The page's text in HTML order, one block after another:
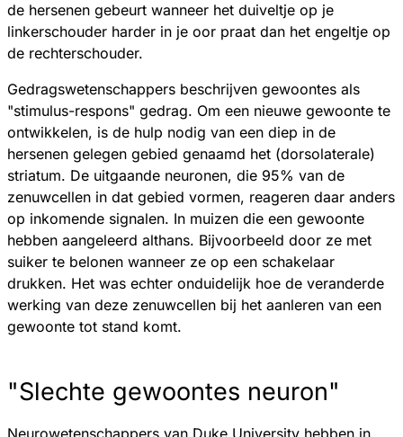
de hersenen gebeurt wanneer het duiveltje op je
linkerschouder harder in je oor praat dan het engeltje op
de rechterschouder.
Gedragswetenschappers beschrijven gewoontes als
"stimulus-respons" gedrag. Om een nieuwe gewoonte te
ontwikkelen, is de hulp nodig van een diep in de
hersenen gelegen gebied genaamd het (dorsolaterale)
striatum. De uitgaande neuronen, die 95% van de
zenuwcellen in dat gebied vormen, reageren daar anders
op inkomende signalen. In muizen die een gewoonte
hebben aangeleerd althans. Bijvoorbeeld door ze met
suiker te belonen wanneer ze op een schakelaar
drukken. Het was echter onduidelijk hoe de veranderde
werking van deze zenuwcellen bij het aanleren van een
gewoonte tot stand komt.
"Slechte gewoontes neuron"
Neurowetenschappers van Duke University hebben in